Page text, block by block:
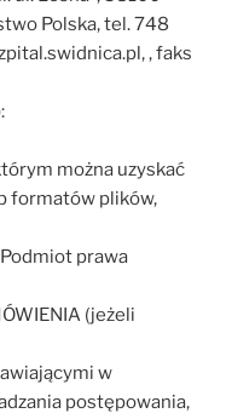
Polska, tel. 748
, faks
można uzyskać
formatów plików,
Podmiot prawa
(jeżeli
w
postępowania,